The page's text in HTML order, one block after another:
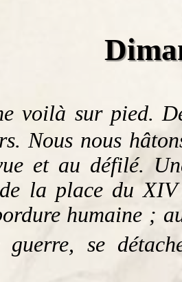
voilà sur pied.
Nous nous
et au défilé.
la place du
humaine ;
guerre, se